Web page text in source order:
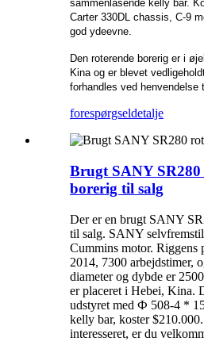
sammenlåsende kelly bar.
Carter 330DL chassis, C-9
god ydeevne.
Den roterende borerig er i
Kina og er blevet
forhandles ved henvendelse
forespørgseldetalje
Brugt SANY SR280
borerig til salg
Der er en brugt SANY
til salg. SANY
Cummins motor. Riggens
2014, 7300 arbejdstimer,
diameter og dybde er
er placeret i Hebei, Kina.
udstyret med Ф 508-4 *
kelly bar, koster
interesseret, er du